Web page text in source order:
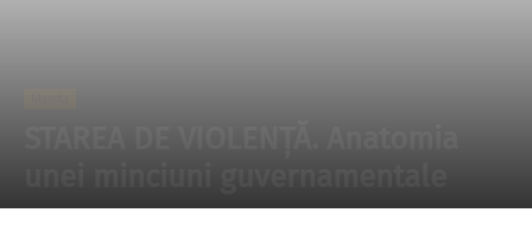
un text de Diana Oncioiu- 14 aprilie 2020